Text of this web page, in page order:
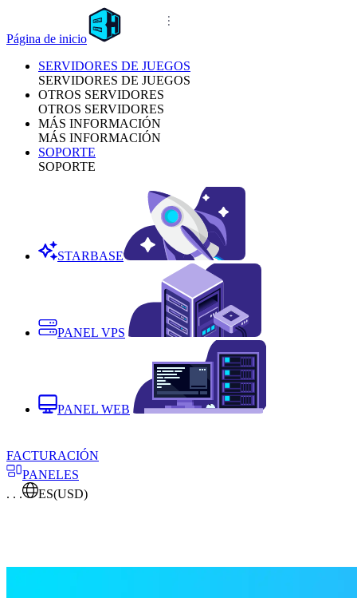
Página de inicio
SERVIDORES DE JUEGOS
SERVIDORES DE JUEGOS
OTROS SERVIDORES
OTROS SERVIDORES
MÁS INFORMACIÓN
MÁS INFORMACIÓN
SOPORTE
SOPORTE
STARBASE
PANEL VPS
PANEL WEB
FACTURACIÓN
PANELES
. . .
ES(USD)